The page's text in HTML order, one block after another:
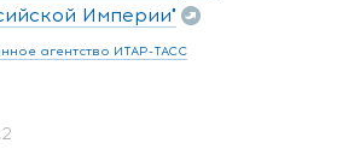
Империи"
агентство ИТАР-ТАСС